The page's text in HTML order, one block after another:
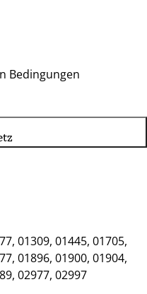
Bedingungen
01309, 01445, 01705,
01896, 01900, 01904,
02977, 02997